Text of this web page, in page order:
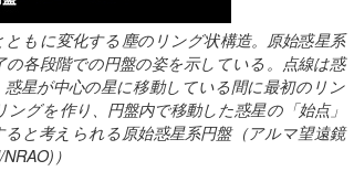
もに変化する塵のリング状構造。原始惑星系
の各段階での円盤の姿を示している。点線は惑
星が中心の星に移動している間に最初のリン
グを作り、円盤内で移動した惑星の「始点」
と考えられる原始惑星系円盤（アルマ望遠鏡
）